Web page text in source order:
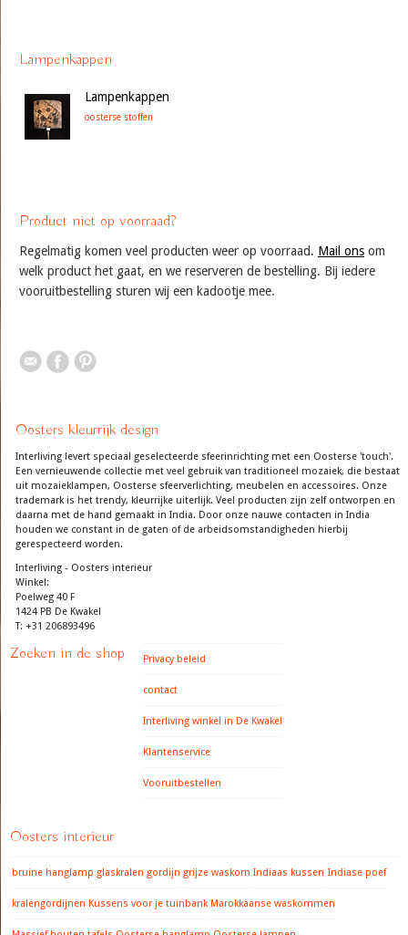
Lampenkappen
Lampenkappen
oosterse stoffen
Product niet op voorraad?
Regelmatig komen veel producten weer op voorraad. Mail ons om
welk product het gaat, en we reserveren de bestelling. Bij iedere
vooruitbestelling sturen wij een kadootje mee.
Oosters kleurrijk design
Interliving levert speciaal geselecteerde sfeerinrichting met een Oosterse 'touch'.
Een vernieuwende collectie met veel gebruik van traditioneel mozaiek, die bestaat
uit mozaieklampen, Oosterse sfeerverlichting, meubelen en accessoires. Onze
trademark is het trendy, kleurrijke uiterlijk. Veel producten zijn zelf ontworpen en
daarna met de hand gemaakt in India. Door onze nauwe contacten in India
houden we constant in de gaten of de arbeidsomstandigheden hierbij
gerespecteerd worden.
Interliving - Oosters interieur
Winkel:
Poelweg 40 F
1424 PB De Kwakel
T: +31 206893496
Zoeken in de shop Privacy beleid
contact
Interliving winkel in De Kwakel
Klantenservice
Vooruitbestellen
Oosters interieur
bruine hanglamp glaskralen gordijn grijze waskom Indiaas kussen Indiase poef
kralengordijnen Kussens voor je tuinbank Marokkaanse waskommen